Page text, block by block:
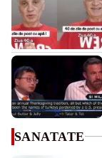
SANATATE